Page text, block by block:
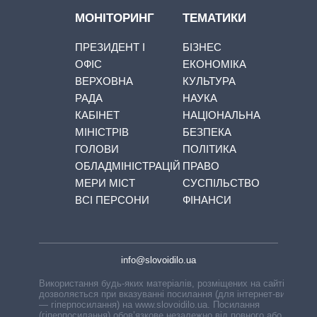
МОНІТОРИНГ
ПРЕЗИДЕНТ І
ОФІС
ВЕРХОВНА
РАДА
КАБІНЕТ
МІНІСТРІВ
ГОЛОВИ
ОБЛАДМІНІСТРАЦІЙ
МЕРИ МІСТ
ВСІ ПЕРСОНИ
ТЕМАТИКИ
БІЗНЕС
ЕКОНОМІКА
КУЛЬТУРА
НАУКА
НАЦІОНАЛЬНА
БЕЗПЕКА
ПОЛІТИКА
ПРАВО
СУСПІЛЬСТВО
ФІНАНСИ
info@slovoidilo.ua
Використання будь-яких матеріалів, розміщених на сайті,
дозволяється при вказуванні посилання (для інтернет-видань
— гіперпосилання) на www.slovoidilo.ua. Посилання